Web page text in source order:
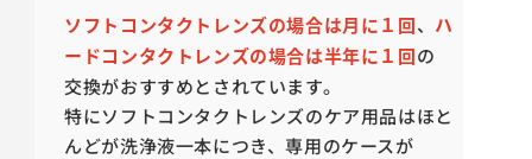
ソフトコンタクトレンズの場合は月に１回、 ハ
ードコンタクトレンズの場合は半年に１回の
交換がおすすめとされています。
特にソフトコンタクトレンズのケア用品はほと
んどが洗浄液一本につき、専用のケースが